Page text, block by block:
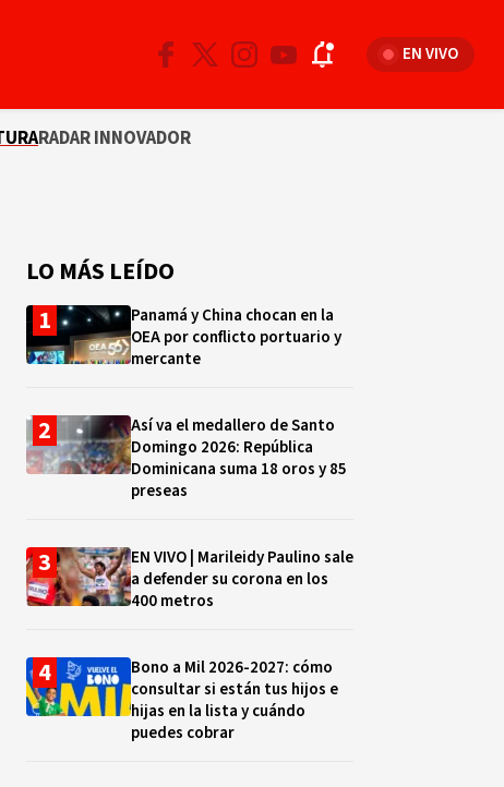
EN VIVO
RADAR INNOVADOR
LO MÁS LEÍDO
Panamá y China chocan en la
OEA por conflicto portuario y
mercante
Así va el medallero de Santo
Domingo 2026: República
Dominicana suma 18 oros y 85
preseas
EN VIVO | Marileidy Paulino sale
a defender su corona en los
400 metros
Bono a Mil 2026-2027: cómo
consultar si están tus hijos e
hijas en la lista y cuándo
puedes cobrar